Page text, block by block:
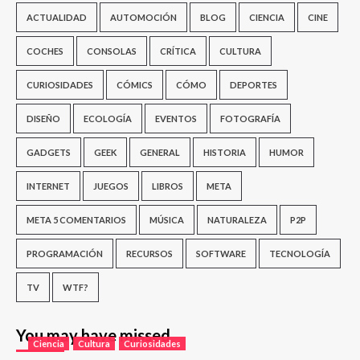
ACTUALIDAD AUTOMOCIÓN BLOG CIENCIA CINE
COCHES CONSOLAS CRÍTICA CULTURA
CURIOSIDADES CÓMICS CÓMO DEPORTES
DISEÑO ECOLOGÍA EVENTOS FOTOGRAFÍA
GADGETS GEEK GENERAL HISTORIA HUMOR
INTERNET JUEGOS LIBROS META
META 5 COMENTARIOS MÚSICA NATURALEZA P2P
PROGRAMACIÓN RECURSOS SOFTWARE TECNOLOGÍA
TV WTF?
You may have missed
Ciencia Cultura Curiosidades